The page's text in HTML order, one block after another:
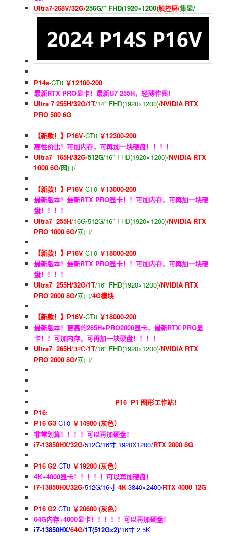
Ultra7-268V/32G/256G/″ FHD(1920×1200)触控屏/集显/
P14s-CT0 ￥12100-200
最新RTX PRO显卡！最新U7 255H，轻薄作图！
Ultra 7 255H/32G/1T/14″ FHD(1920×1200)/NVIDIA RTX
PRO 500 6G
【新款！】P16V-CT0 ￥12300-200
高性价比！可加内存，可再加一块硬盘！！！！
Ultra7 165H/32G/512G/16″ FHD(1920×1200)/NVIDIA RTX
1000 6G/网口/
【新款！】P16V-CT0 ￥13000-200
最新版本！最新RTX PRO显卡！！可加内存，可再加一块硬
盘！！！！
Ultra7 255H/16G/512G/16″ FHD(1920×1200)/NVIDIA RTX
PRO 1000 6G/网口/
【新款！】P16V-CT0 ￥18000-200
最新版本！最新RTX PRO显卡！！可加内存，可再加一块硬
盘！！！！
Ultra7 255H/32G/1T/16″ FHD(1920×1200)/NVIDIA RTX
PRO 2000 8G/网口/4G模块
【新款！】P16V-CT0￥18000-200
最新版本！更高的265H+PRO2000显卡，最新RTX PRO显
卡！！可加内存，可再加一块硬盘！！！！
Ultra7 265H/32G/1T/16″ FHD(1920×1200)/NVIDIA RTX
PRO 2000 8G/网口/
P16 P1 图形工作站！
P16:
P16 G3CT0 ￥14900 (灰色）
非常划算！！！！可以再加硬盘！
i7-13850HX/32G/512G/16寸 1920X1200/RTX 2000 8G
P16 G2CT0 ￥19200 (灰色）
4K+4000显卡！！！！！可以再加硬盘！
i7-13850HX/32G/512G/16寸4K3840×2400/RTX 4000 12G
P16 G2CT0 ￥20600 (灰色）
64G内存+4000显卡！！！！！可以再加硬盘！
i7-13850HX/64G/1T(512Gx2)/16寸 2.5K